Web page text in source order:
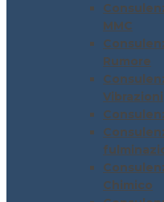
MMC
Rumore
Vibrazioni
Chimico